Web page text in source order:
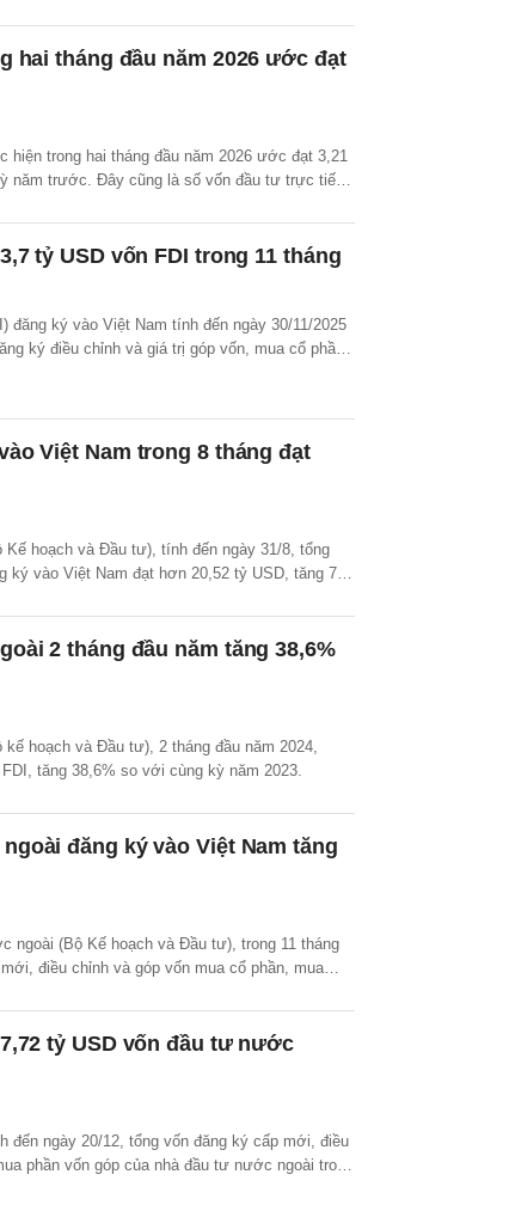
hai tháng đầu năm 2026 ước đạt
trong hai tháng đầu năm 2026 ước đạt 3,21
năm trước. Đây cũng là số vốn đầu tư trực tiếp
tỷ USD vốn FDI trong 11 tháng
đăng ký vào Việt Nam tính đến ngày 30/11/2025
ký điều chỉnh và giá trị góp vốn, mua cổ phần
Việt Nam trong 8 tháng đạt
hoạch và Đầu tư), tính đến ngày 31/8, tổng
ký vào Việt Nam đạt hơn 20,52 tỷ USD, tăng 7%
2 tháng đầu năm tăng 38,6%
hoạch và Đầu tư), 2 tháng đầu năm 2024,
tăng 38,6% so với cùng kỳ năm 2023.
đăng ký vào Việt Nam tăng
ngoài (Bộ Kế hoạch và Đầu tư), trong 11 tháng
điều chỉnh và góp vốn mua cổ phần, mua
tỷ USD vốn đầu tư nước
đến ngày 20/12, tổng vốn đăng ký cấp mới, điều
phần vốn góp của nhà đầu tư nước ngoài trong